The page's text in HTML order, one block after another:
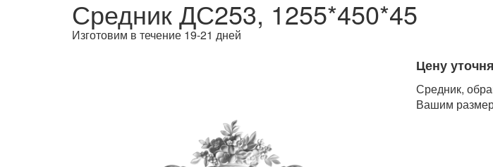
Средник ДС253, 1255*450*45
Изготовим в течение 19-21 дней
Цену
Средник,
Вашим